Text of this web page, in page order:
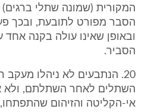
המקורית (שמונה שתלי
הסבר מפורט לתובעת, ובכך
ובאופן שאינו עולה בקנה
הסביר.
20. הנתבעים לא ניהלו
השתלים לאחר השתלתם, ולא
אי-הקליטה והזיהום